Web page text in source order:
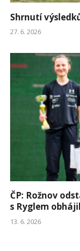
Shrnutí
27. 6. 2026
ČP: Rožnov
s Ryglem
13. 6. 2026